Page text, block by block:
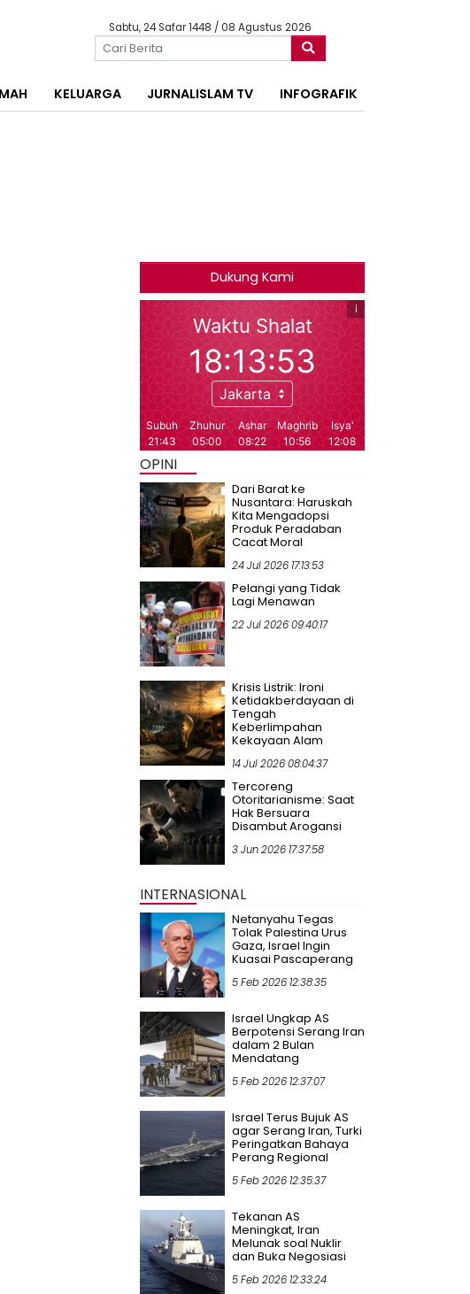
Sabtu, 24 Safar 1448 / 08 Agustus 2026
KELUARGA JURNALISLAM TV INFOGRAFIK
Dukung Kami
OPINI
Dari Barat ke
Nusantara: Haruskah
Kita Mengadopsi
Produk Peradaban
Cacat Moral
24 Jul 2026 17:13:53
Pelangi yang Tidak
Lagi Menawan
22 Jul 2026 09:40:17
Krisis Listrik: Ironi
Ketidakberdayaan di
Tengah
Keberlimpahan
Kekayaan Alam
14 Jul 2026 08:04:37
Tercoreng
Otoritarianisme: Saat
Hak Bersuara
Disambut Arogansi
3 Jun 2026 17:37:58
INTERNASIONAL
Netanyahu Tegas
Tolak Palestina Urus
Gaza, Israel Ingin
Kuasai Pascaperang
5 Feb 2026 12:38:35
Israel Ungkap AS
Berpotensi Serang Iran
dalam 2 Bulan
Mendatang
5 Feb 2026 12:37:07
Israel Terus Bujuk AS
agar Serang Iran, Turki
Peringatkan Bahaya
Perang Regional
5 Feb 2026 12:35:37
Tekanan AS
Meningkat, Iran
Melunak soal Nuklir
dan Buka Negosiasi
5 Feb 2026 12:33:24